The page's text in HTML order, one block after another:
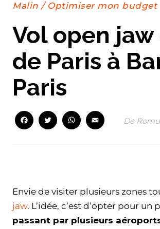
Malin / Optimiser mon budget
Vol open
de Paris à
Paris
FacebookTwitterWhatsApp
Email
De
Envie de visiter plusieurs zones
jaw. L’idée, c’est d’opter pour
passant par plusieurs